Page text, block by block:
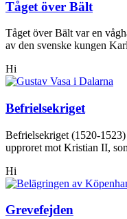
Tåget över Bält
Tåget över Bält var en
av den svenske kungen
Hi
Befrielsekriget
Befrielsekriget (1520-
upproret mot Kristian II,
Hi
Grevefejden